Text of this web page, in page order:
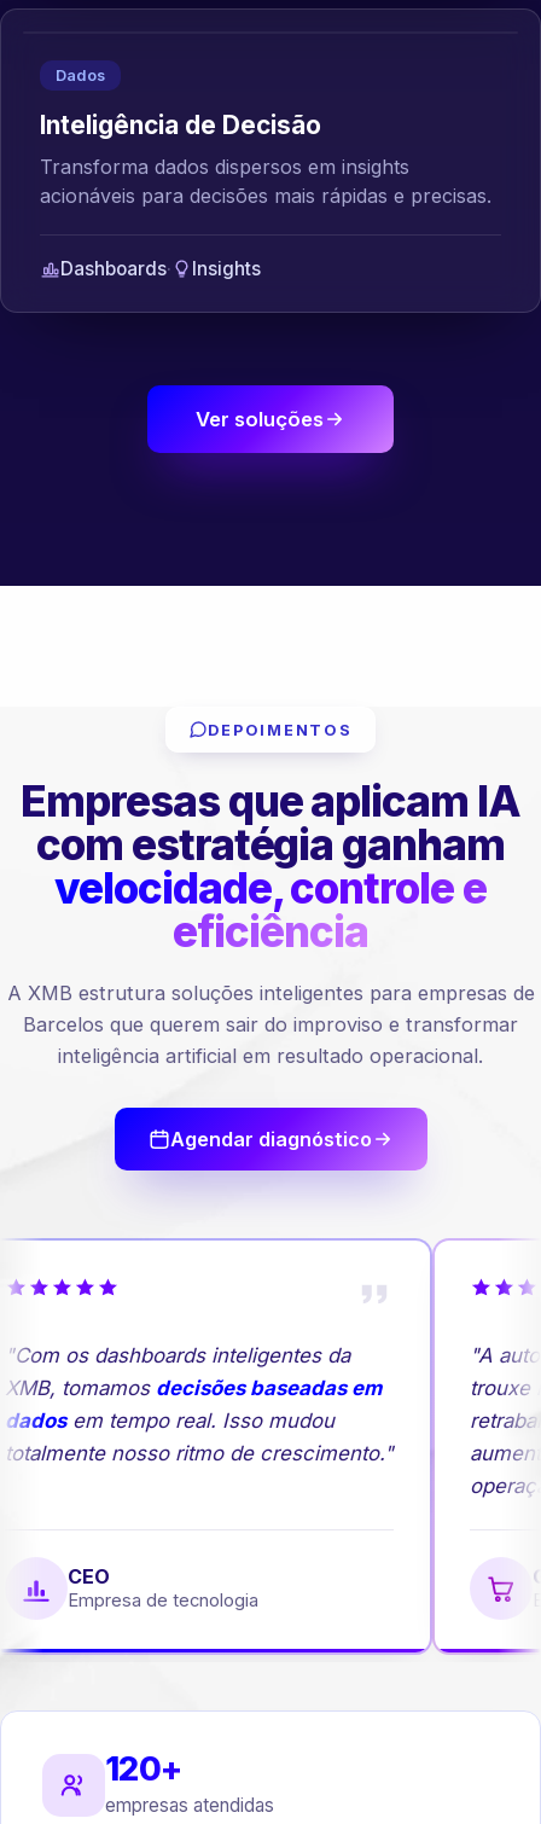
Dados
Inteligência de Decisão
Transforma dados dispersos em insights
acionáveis para decisões mais rápidas e precisas.
Dashboards· Insights
Ver soluções
DEPOIMENTOS
Empresas que aplicam IA
com estratégia ganham
velocidade, controle e
eficiência
A XMB estrutura soluções inteligentes para empresas de
Barcelos que querem sair do improviso e transformar
inteligência artificial em resultado operacional.
Agendar diagnóstico
os dashboards inteligentes da
tomamosdecisões baseadas em
em tempo real. Isso mudou
nosso ritmo de crescimento."
CEO
Empresa de tecnologia
"A
trouxe
120+
empresas atendidas